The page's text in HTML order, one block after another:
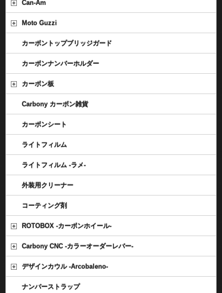
Can-Am
Moto Guzzi
カーボントップブリッジガード
カーボンナンバーホルダー
カーボン板
Carbony カーボン雑貨
カーボンシート
ライトフィルム
ライトフィルム -ラメ-
外装用クリーナー
コーティング剤
ROTOBOX -カーボンホイール-
Carbony CNC -カラーオーダーレバー-
デザインカウル -Arcobaleno-
ナンバーストラップ